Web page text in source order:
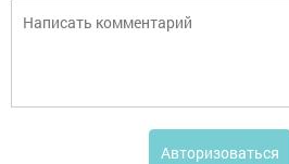
Авторизоваться